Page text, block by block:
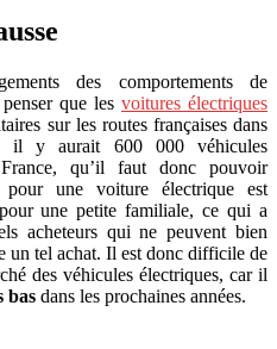
des comportements de
que les voitures électriques
sur les routes françaises dans
il y aurait 600 000 véhicules
qu’il faut donc pouvoir
une voiture électrique est
une petite familiale, ce qui a
acheteurs qui ne peuvent bien
un tel achat. Il est donc difficile de
des véhicules électriques, car il
bas dans les prochaines années.